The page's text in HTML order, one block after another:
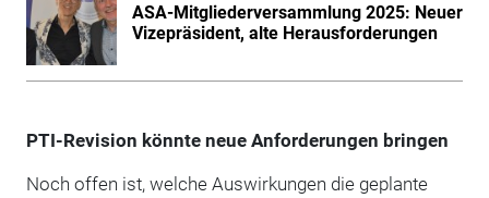
ASA-Mitgliederversammlung 2025: Neuer
Vizepräsident, alte Herausforderungen
PTI-Revision könnte neue Anforderungen bringen
Noch offen ist, welche Auswirkungen die geplante